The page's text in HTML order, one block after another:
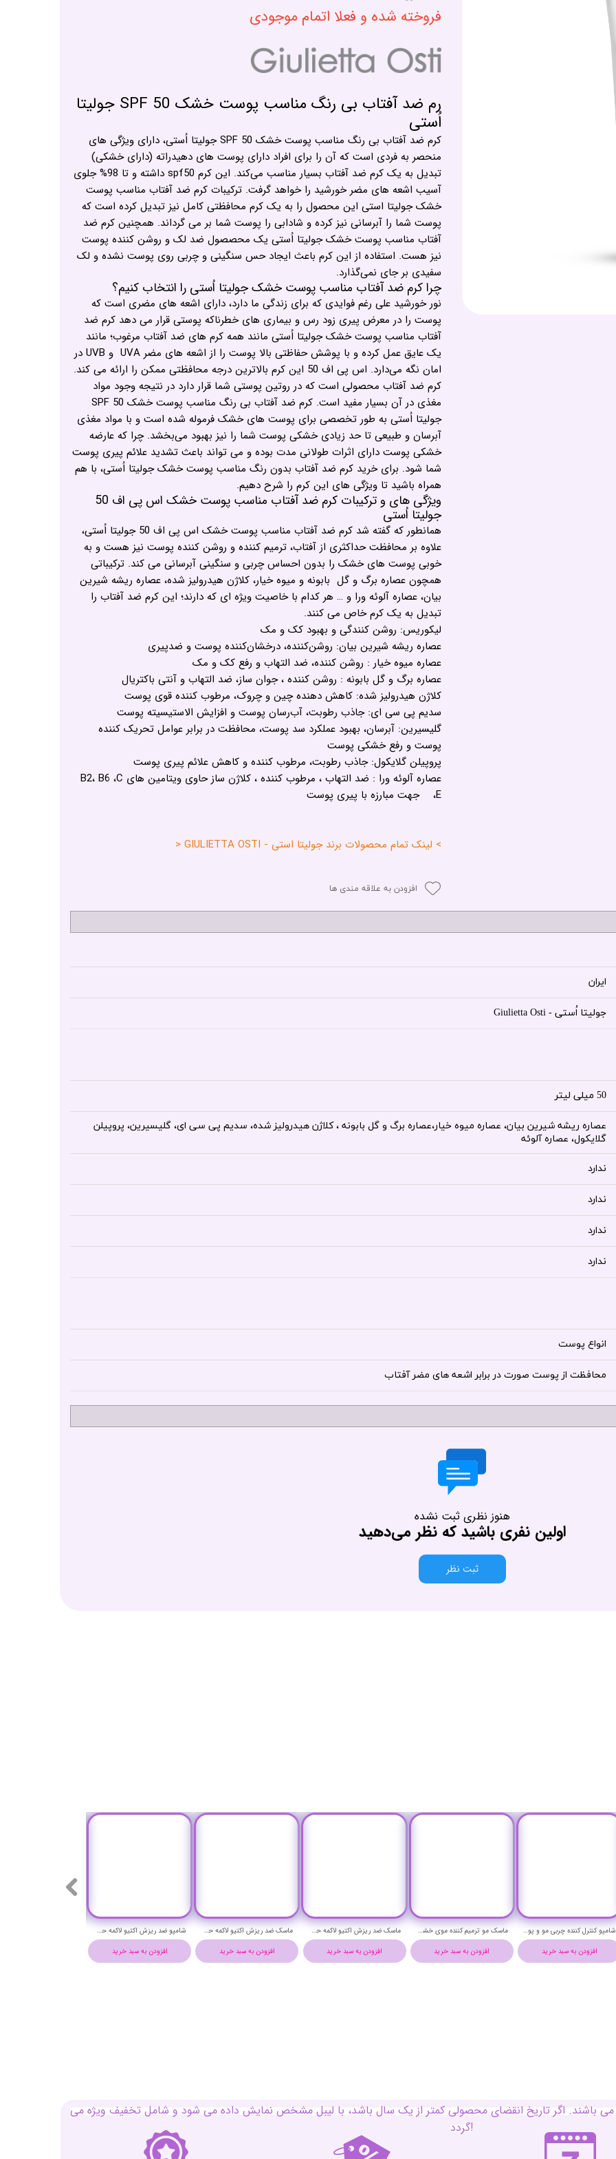
فروخته شده و فعلا اتمام موجودی
رم ضد آفتاب بی رنگ مناسب پوست خشک SPF 50 جولیتا
اُستی
کرم ضد آفتاب بی رنگ مناسب پوست خشک SPF 50 جولیتا اُستی، دارای ویژگی های
منحصر به فردی است که آن را برای افراد دارای پوست های دهیدراته (دارای خشکی)
تبدیل به یک کرم ضد آفتاب بسیار مناسب می‌کند. این کرم spf50 داشته و تا 98% جلوی
آسیب اشعه های مضر خورشید را خواهد گرفت. ترکیبات کرم ضد آفتاب مناسب پوست
خشک جولیتا استی این محصول را به یک کرم محافظتی کامل نیز تبدیل کرده است که
پوست شما را آبرسانی نیز کرده و شادابی را پوست شما بر می گرداند. همچنین کرم ضد
آفتاب مناسب پوست خشک جولیتا اُستی یک محصصول ضد لک و روشن کننده پوست
نیز هست. استفاده از این کرم باعث ایجاد حس سنگینی و چربی روی پوست نشده و لک
سفیدی بر جای نمی‌گذارد.
چرا کرم ضد آفتاب مناسب پوست خشک جولیتا اُستی را انتخاب کنیم؟
نور خورشید علی رغم فوایدی که برای زندگی ما دارد، دارای اشعه های مضری است که
پوست را در معرض پیری زود رس و بیماری های خطرناکه پوستی قرار می دهد کرم ضد
آفتاب مناسب پوست خشک جولیتا اُستی مانند همه کرم های ضد آفتاب مرغوب؛ مانند
یک عایق عمل کرده و با پوشش حفاظتی بالا پوست را از اشعه های مضر UVA و UVB در
امان نگه می‌دارد. اس پی اف 50 این کرم بالاترین درجه محافظتی ممکن را ارائه می کند.
کرم ضد آفتاب محصولی است که در روتین پوستی شما قرار دارد در نتیجه وجود مواد
مغذی در آن بسیار مفید است. کرم ضد آفتاب بی رنگ مناسب پوست خشک SPF 50
جولیتا اُستی به طور تخصصی برای پوست های خشک فرموله شده است و با مواد مغذی
آبرسان و طبیعی تا حد زیادی خشکی پوست شما را نیز بهبود می‌بخشد. چرا که عارضه
خشکی پوست دارای اثرات طولانی مدت بوده و می تواند باعث تشدید علائم پیری پوست
شما شود. برای خرید کرم ضد آفتاب بدون رنگ مناسب پوست خشک جولیتا اُستی، با هم
همراه باشید تا ویژگی های این کرم را شرح دهیم.
ویژگی های و ترکیبات کرم ضد آفتاب مناسب پوست خشک اس پی اف 50
جولیتا اُستی
همانطور که گفته شد کرم ضد آفتاب مناسب پوست خشک اس پی اف 50 جولیتا اُستی،
علاوه بر محافظت حداکثری از آفتاب، ترمیم کننده و روشن کننده پوست نیز هست و به
خوبی پوست های خشک را بدون احساس چربی و سنگینی آبرسانی می کند. ترکیباتی
همچون عصاره برگ و گل بابونه و میوه خیار، کلاژن هیدرولیز شده، عصاره ریشه شیرین
بیان، عصاره آلوئه ورا و … هر کدام با خاصیت ویژه ای که دارند؛ این کرم ضد آفتاب را
تبدیل به یک کرم خاص می کنند.
لیکوریس: روشن کنندگی و بهبود کک و مک
عصاره ریشه شیرین بیان: روشن‌کننده، درخشان‌کننده پوست و ضد‌پیری
عصاره میوه خیار : روشن کننده، ضد التهاب و رفع کک و مک
عصاره برگ و گل بابونه : روشن کننده ، جوان ساز، ضد التهاب و آنتی باکتریال
کلاژن هیدرولیز شده: کاهش دهنده چین و چروک، مرطوب کننده قوی پوست
سدیم پی سی ای: جاذب رطوبت، آب‌رسان پوست و افزایش الاستیسیته پوست
گلیسیرین: آبرسان، بهبود عملکرد سد پوست، محافظت در برابر عوامل تحریک کننده
پوست و رفع خشکی پوست
پروپیلن گلایکول: جاذب رطوبت، مرطوب کننده و کاهش علائم پیری پوست
عصاره آلوئه ورا : ضد التهاب ، مرطوب کننده ، کلاژن ساز حاوی ویتامین های B2، B6 ،C
،E جهت مبارزه با پیری پوست
> لینک تمام محصولات برند جولیتا استی - GIULIETTA OSTI <
افزودن به علاقه مندی ها
ایران
جولیتا اُستی - Giulietta Osti
50 میلی لیتر
عصاره ریشه شیرین بیان، عصاره میوه خیار،عصاره برگ و گل بابونه ، کلاژن هیدرولیز شده، سدیم پی سی ای، گلیسیرین، پروپیلن
گلایکول، عصاره آلوئه
ندارد
ندارد
ندارد
ندارد
انواع پوست
محافظت از پوست صورت در برابر اشعه های مضر آفتاب
هنوز نظری ثبت نشده
اولین نفری باشید که نظر می‌دهید
ثبت نظر
شامپو ضد ریزش اکتیو لاکمه حجم 1000 میلی لیتر - Lakme k.therapy active Shampoo
افزودن به سبد خرید
ماسک ضد ریزش اکتیو لاکمه حجم 250 میلی لیتر - Lakme k.therapy active hair mask
افزودن به سبد خرید
ماسک ضد ریزش اکتیو لاکمه حجم 1000 میلی لیتر - Lakme k.therapy active hair mask
افزودن به سبد خرید
ماسک مو ترمیم کننده موی خشک و آسیب دیده لاکمه حجم 250 میلی لیتر - Lakme k.therapy repair hair mask
افزودن به سبد خرید
شامپو کنترل کننده چربی مو و پوست سر لاکمه حجم 1000 میلی لیتر- Lakme k.therapy purifying Shampoo
افزودن به سبد خرید
باشند. اگر تاریخ انقضای محصولی کمتر از یک سال باشد، با لیبل مشخص نمایش داده می شود و شامل تخفیف ویژه می
گردد!